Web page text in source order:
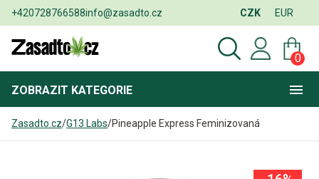
+420728766588info@zasadto.cz CZK EUR
0
ZOBRAZIT KATEGORIE
Zasadto.cz/G13 Labs/Pineapple Express Feminizovaná